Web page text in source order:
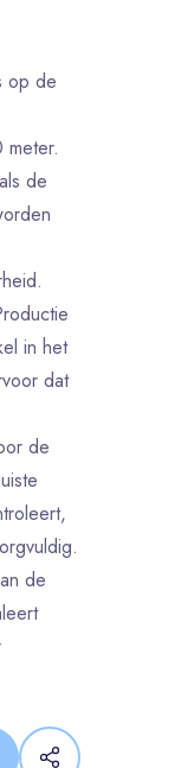
op de
meter.
de
in het
dat
de
de
bij aan
krijg